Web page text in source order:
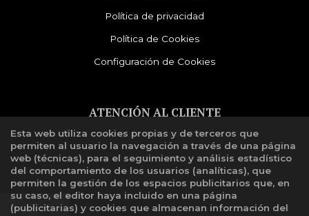
Política de privacidad
Política de Cookies
Configuración de Cookies
ATENCIÓN AL CLIENTE
Quiénes somos
Libro de reclamaciones
Esta web utiliza cookies propias y de terceros que
permiten al usuario la navegación a través de una página
web (técnicas), para el seguimiento y análisis estadístico
del comportamiento de los usuarios (analíticas), que
permiten la gestión de los espacios publicitarios que, en
su caso, el editor haya incluido en una página
(publicitarias) y cookies que almacenan información del